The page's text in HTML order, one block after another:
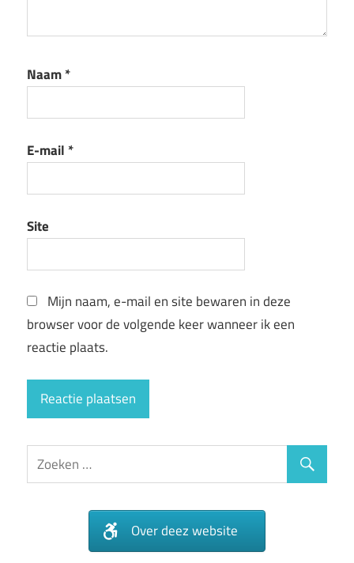
Naam*
E-mail *
Site
Mijn naam, e-mail en site bewaren in deze
browser voor de volgende keer wanneer ik een
reactie plaats.
Over deez website